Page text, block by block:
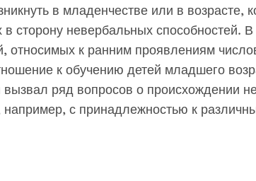
в младенчестве или в возрасте,
сторону невербальных способностей.
относимых к ранним проявлениям
к обучению детей младшего
ряд вопросов о происхождении
например, с принадлежностью к